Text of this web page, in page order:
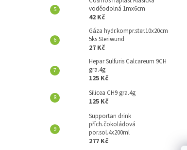
voděodolná 1mx6cm
42 Kč
Gáza hydr.kompr.ster.10x20cm
5ks Steriwund
27 Kč
Hepar Sulfuris Calcareum 9CH
gra.4g
125 Kč
Silicea CH9 gra.4g
125 Kč
Supportan drink
přích.čokoládová
por.sol.4x200ml
277 Kč